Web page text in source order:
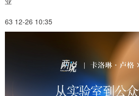
63 12-26 10:35